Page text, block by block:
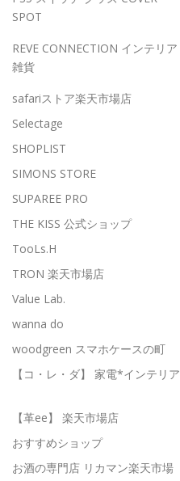
SPOT
REVE CONNECTION インテリア
雑貨
safariストア楽天市場店
Selectage
SHOPLIST
SIMONS STORE
SUPAREE PRO
THE KISS 公式ショップ
TooLs.H
TRON 楽天市場店
Value Lab.
wanna do
woodgreen スマホケースの町
【コ・レ・ダ】 家電*インテリア
【革ee】 楽天市場店
おすすめショップ
お酒の専門店 リカマン楽天市場